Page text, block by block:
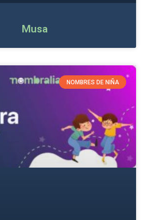
Musa
NOMBRES DE NIÑA